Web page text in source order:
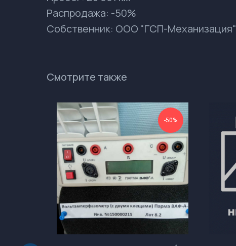
Распродажа: -50%
Собственник: ООО "ГСП-Механизация"
Смотрите также
-50%